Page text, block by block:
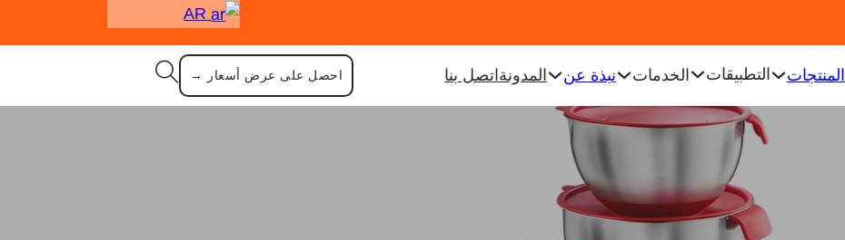
AR
المنتجات التطبيقات الخدمات نبذة عن المدونةاتصل بنا احصل على عرض أسعار →